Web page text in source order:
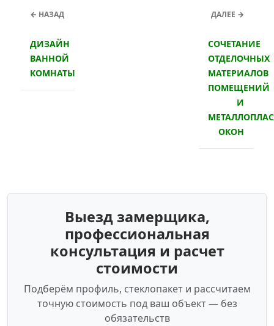
← НАЗАД
ДИЗАЙН
ВАННОЙ
КОМНАТЫ
ДАЛЕЕ →
СОЧЕТАНИЕ
ОТДЕЛОЧНЫХ
МАТЕРИАЛОВ
ПОМЕЩЕНИЙ
И
ОКОН
Выезд замерщика,
профессиональная
консультация и расчет
стоимости
Подберём профиль, стеклопакет и рассчитаем
точную стоимость под ваш объект — без
обязательств